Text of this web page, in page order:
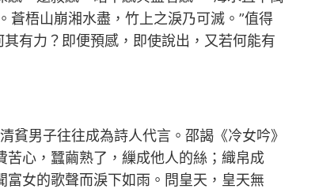
梧山崩湘水盡，竹上之淚乃可滅。”值得
有力？即便預感，即使說出，又若何能有
貧男子往往成為詩人代言。邵謁《冷女吟》
心，蠶繭熟了，繅成他人的絲；織帛成
女的歌聲而淚下如雨。問皇天，皇天無